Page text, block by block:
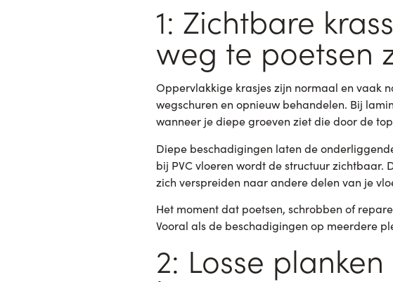
1: Zichtbare
weg te poetsen
Oppervlakkige krasjes zijn normaal en vaak
wegschuren en opnieuw behandelen. Bij
wanneer je diepe groeven ziet die door de
Diepe beschadigingen laten de
bij PVC vloeren wordt de structuur zichtbaar.
zich verspreiden naar andere delen van je
Het moment dat poetsen, schrobben of
Vooral als de beschadigingen op meerdere
2: Losse